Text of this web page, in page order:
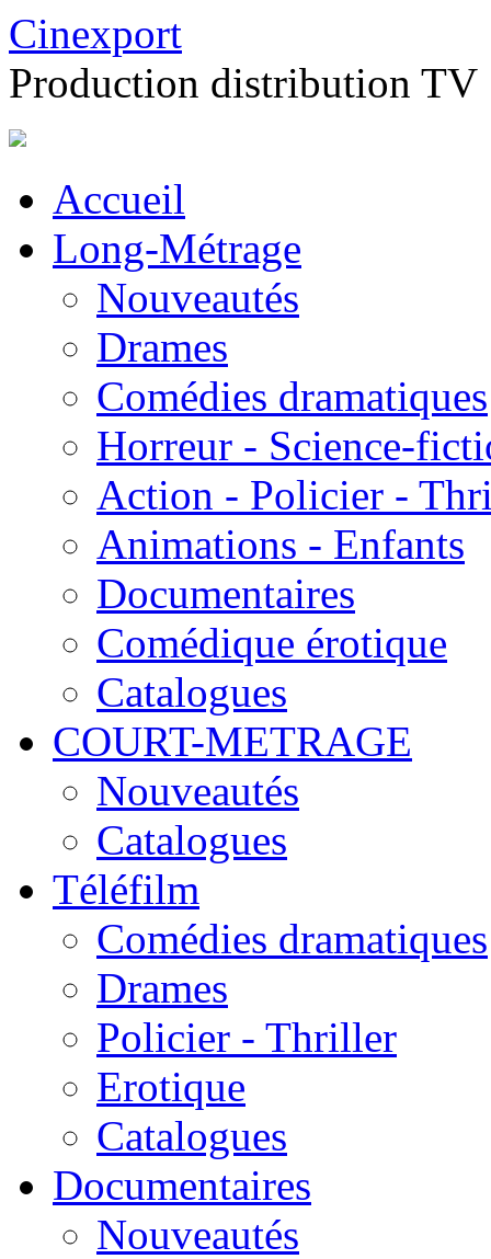
Cinexport
Production distribution TV
Accueil
Long-Métrage
Nouveautés
Drames
Comédies dramatiques
Horreur - Science-
Action - Policier -
Animations - Enfants
Documentaires
Comédique érotique
Catalogues
COURT-METRAGE
Nouveautés
Catalogues
Téléfilm
Comédies dramatiques
Drames
Policier - Thriller
Erotique
Catalogues
Documentaires
Nouveautés